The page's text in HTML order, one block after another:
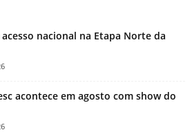
nacional na Etapa Norte da
acontece em agosto com show do